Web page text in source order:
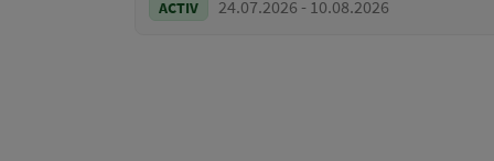
ACTIV 24.07.2026 - 10.08.2026